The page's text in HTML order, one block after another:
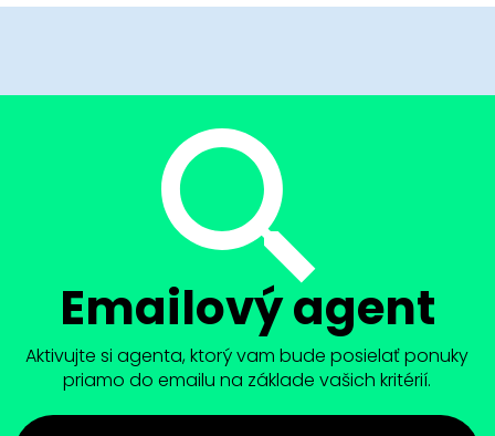
Emailový agent
Aktivujte si agenta, ktorý vam bude posielať ponuky
priamo do emailu na základe vašich kritérií.